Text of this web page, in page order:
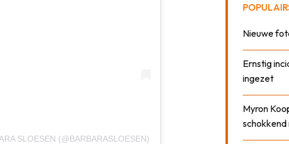
SLOESEN (@BARBARASLOESEN)
Nieuwe
Ernstig
ingezet
Myron